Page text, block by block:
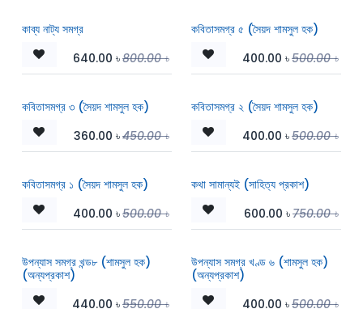
কাব্য নাট্য সমগ্র
640.00 ৳800.00৳
কবিতাসমগ্র ৫ (সৈয়দ শামসুল হক)
400.00 ৳500.00৳
কবিতাসমগ্র ৩ (সৈয়দ শামসুল হক)
360.00 ৳450.00৳
কবিতাসমগ্র ২ (সৈয়দ শামসুল হক)
400.00 ৳500.00৳
কবিতাসমগ্র ১ (সৈয়দ শামসুল হক)
400.00 ৳500.00৳
কথা সামান্যই (সাহিত্য প্রকাশ)
600.00 ৳750.00৳
উপন্যাস সমগ্র খন্ড৮ (শামসুল হক)
(অন্যপ্রকাশ)
440.00 ৳550.00৳
উপন্যাস সমগ্র খণ্ড ৬ (শামসুল হক)
(অন্যপ্রকাশ)
400.00 ৳500.00৳